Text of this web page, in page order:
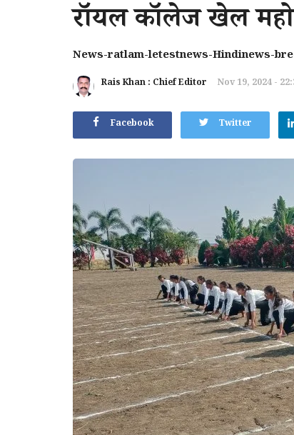
राॅयल काॅलेज खेल
News-ratlam-letestnews-Hindinews-
Rais Khan : Chief Editor Nov 19, 2024 -
Facebook Twitter